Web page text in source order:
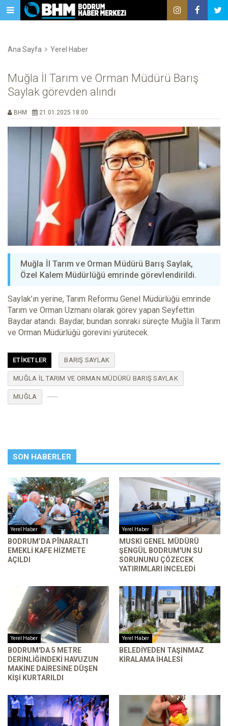
Ana Sayfa Yerel Haber
Muğla İl Tarım ve Orman Müdürü Barış
Saylak görevden alındı
BHM 21.01.2025 18:00
Muğla İl Tarım ve Orman Müdürü Barış Saylak,
Özel Kalem Müdürlüğü emrinde görevlendirildi.
Saylak’ın yerine, Tarım Reformu Genel Müdürlüğü emrinde
Tarım ve Orman Uzmanı olarak görev yapan Seyfettin
Baydar atandı. Baydar, bundan sonraki süreçte Muğla İl Tarım
ve Orman Müdürlüğü görevini yürütecek.
ETIKETLER BARIŞ SAYLAK
MUĞLA İL TARIM VE ORMAN MÜDÜRÜ BARIŞ SAYLAK
MUĞLA
SON HABERLER
Yerel Haber
BODRUM’DA PÎNARALTI
EMEKLI KAFE HIZMETE
AÇILDI
Yerel Haber
MUSKİ GENEL MÜDÜRÜ
ŞENGÜL BODRUM'UN SU
SORUNUNU ÇÖZECEK
YATIRIMLARI INCELEDI
Yerel Haber
BODRUM'DA 5 METRE
DERINLIĞINDEKI HAVUZUN
MAKINE DAIRESINE DÜŞEN
KIŞI KURTARILDI
Yerel Haber
BELEDIYEDEN TAŞINMAZ
KIRALAMA İHALESI